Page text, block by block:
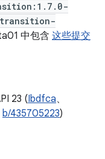
中包含 这些提交
23 (Ibdfca、
b/435705223)